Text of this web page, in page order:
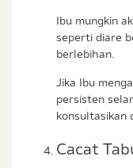
Ibu mungkin
seperti diare
berlebihan.
Jika Ibu
persisten
konsultasikan
Cacat